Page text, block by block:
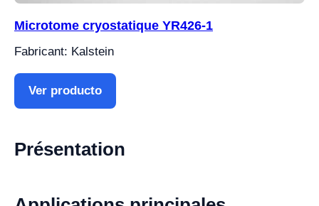
Microtome cryostatique YR426-1
Fabricant: Kalstein
Ver producto
Présentation